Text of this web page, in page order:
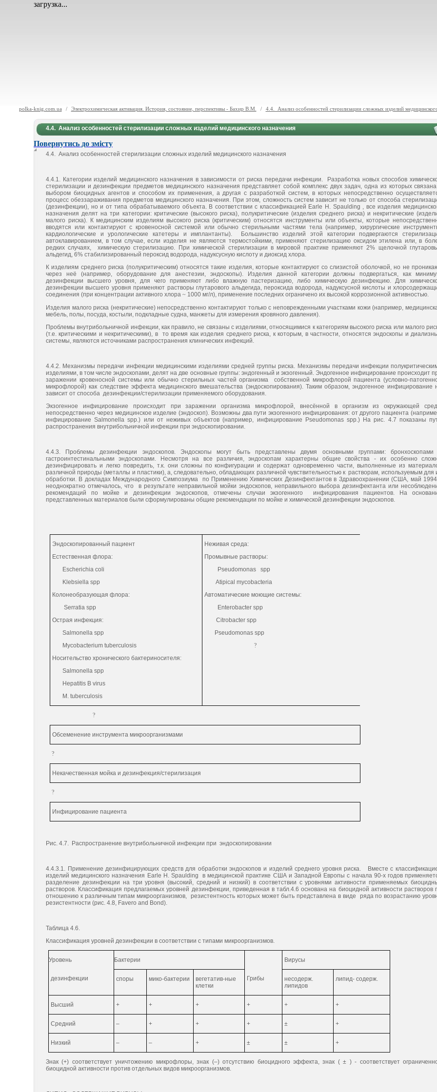
загрузка...
polka-knig.com.ua / Электрохимическая активация. История, состояние, перспективы - Бахир В.М. / 4.4. Анализ особенностей стерилизации сложных изделий
4.4. Анализ особенностей стерилизации сложных изделий медицинского назначения
Повернутись до змісту
4.4. Анализ особенностей стерилизации сложных изделий медицинского назначения
4.4.1. Категории изделий медицинского назначения в зависимости от риска передачи инфекции. Разработка новых способов
стерилизации и дезинфекции предметов медицинского назначения представляет собой комплекс двух задач, одна из которых
выбором биоцидных агентов и способом их применения, а другая с разработкой систем, в которых непосредственно
процесс обеззараживания предметов медицинского назначения. При этом, сложность систем зависит не только от способа
(дезинфекции), но и от типа обрабатываемого объекта. В соответствии с классификацией Earle H. Spaulding , все изделия
назначения делят на три категории: критические (высокого риска), полукритические (изделия среднего риска) и некритические
малого риска). К медицинским изделиям высокого риска (критическим) относятся инструменты или объекты, которые
вводятся или контактируют с кровеносной системой или обычно стерильными частями тела (например, хирургические
кардиологические и урологические катетеры и имплантанты). Большинство изделий этой категории подвергаются
автоклавированием, в том случае, если изделия не являются термостойкими, применяют стерилизацию оксидом этилена или, в
редких случаях, химическую стерилизацию. При химической стерилизации в мировой практике применяют 2% щелочной
альдегид, 6% стабилизированный пероксид водорода, надуксусную кислоту и диоксид хлора.
К изделиям среднего риска (полукритическим) относятся такие изделия, которые контактируют со слизистой оболочкой, но не
через неё (например, оборудование для анестезии, эндоскопы). Изделия данной категории должны подвергаться, как
дезинфекции высшего уровня, для чего применяют либо влажную пастеризацию, либо химическую дезинфекцию. Для
дезинфекции высшего уровня применяют растворы глутарового альдегида, пероксида водорода, надуксусной кислоты и
соединения (при концентрации активного хлора ~ 1000 мг/л), применение последних ограничено их высокой коррозионной активностью.
Изделия малого риска (некритические) непосредственно контактируют только с неповрежденными участками кожи (например,
мебель, полы, посуда, костыли, подкладные судна, манжеты для измерения кровяного давления).
Проблемы внутрибольничной инфекции, как правило, не связаны с изделиями, относящимися к категориям высокого риска или малого
(т.е. критическими и некритическими), в то время как изделия среднего риска, к которым, в частности, относятся эндоскопы и
системы, являются источниками распространения клинических инфекций.
4.4.2. Механизмы передачи инфекции медицинскими изделиями средней группы риска. Механизмы передачи инфекции
изделиями, в том числе эндоскопами, делят на две основные группы: эндогенный и экзогенный. Эндогенное инфицирование происходит
заражении кровеносной системы или обычно стерильных частей организма собственной микрофлорой пациента (условно-
микрофлорой) как следствие эффекта медицинского вмешательства (эндоскопирования). Таким образом, эндогенное инфицирование
зависит от способа дезинфекции/стерилизации применяемого оборудования.
Экзогенное инфицирование происходит при заражении организма микрофлорой, внесённой в организм из окружающей
непосредственно через медицинское изделие (эндоскоп). Возможны два пути экзогенного инфицирования: от другого пациента
инфицирование Salmonella spp.) или от неживых объектов (например, инфицирование Pseudomonas spp.) На рис. 4.7 показаны
распространения внутрибольничной инфекции при эндоскопировании.
4.4.3. Проблемы дезинфекции эндоскопов. Эндоскопы могут быть представлены двумя основными группами:
гастроинтестинальными эндоскопами. Несмотря на все различия, эндоскопам характерны общие свойства - их особенно
дезинфицировать и легко повредить, т.к. они сложны по конфигурации и содержат одновременно части, выполненные из
различной природы (металлы и пластики), а, следовательно, обладающих различной чувствительностью к растворам, используемым для
обработки. В докладах Международного Симпозиума по Применению Химических Дезинфектантов в Здравоохранении (США, май
неоднократно отмечалось, что в результате неправильной мойки эндоскопов, неправильного выбора дезинфектанта или
рекомендаций по мойке и дезинфекции эндоскопов, отмечены случаи экзогенного инфицирования пациентов. На
представленных материалов были сформулированы общие рекомендации по мойке и химической дезинфекции эндоскопов.
Эндоскопированный пациент
Естественная флора:
Escherichia coli
Klebsiella spp
Колонеобразующая флора:
Serratia spp
Острая инфекция:
Salmonella spp
Mycobacterium tuberculosis
Носительство хронического бактериносителя:
Salmonella spp
Hepatitis B virus
M. tuberculosis
Неживая среда:
Промывные растворы:
Pseudomonas spp
Atipical mycobacteria
Автоматические моющие системы:
Enterobacter spp
Citrobacter spp
Pseudomonas spp
?
?
Обсеменение инструмента микроорганизмами
?
Некачественная мойка и дезинфекция/стерилизация
?
Инфицирование пациента
Рис. 4.7. Распространение внутрибольничной инфекции при эндоскопировании
4.4.3.1. Применение дезинфицирующих средств для обработки эндоскопов и изделий среднего уровня риска. Вместе с
изделий медицинского назначения Earle H. Spaulding в медицинской практике США и Западной Европы с начала 90-х годов
разделение дезинфекции на три уровня (высокий, средний и низкий) в соответствии с уровнями активности применяемых
растворов. Классификация предлагаемых уровней дезинфекции, приведенная в табл.4.6 основана на биоцидной активности растворов
отношению к различным типам микроорганизмов, резистентность которых может быть представлена в виде ряда по возрастанию
резистентности (рис. 4.8, Favero and Bond).
Таблица 4.6.
Классификация уровней дезинфекции в соответствии с типами микроорганизмов.
Уровень Бактерии Вирусы
дезинфекции споры мико-бактерии
вегетатив-ные
клетки
Грибы
несодерж.
липидов
липид- содерж.
Высший + + + + + +
Средний – + + + ± +
Низкий – – + ± ± +
Знак (+) соответствует уничтожению микрофлоры, знак (–) отсутствию биоцидного эффекта, знак ( ± ) - соответствует
биоцидной активности против отдельных видов микроорганизмов.